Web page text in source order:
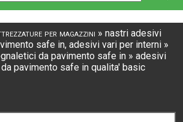
per magazzini » nastri adesivi
safe in, adesivi vari per interni »
da pavimento safe in » adesivi
pavimento safe in qualita' basic